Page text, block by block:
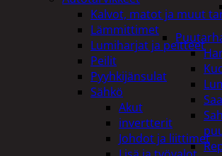
Kalvot, matot ja muut
Lämmittimet
Lumiharjat ja peitteet
Peilit
Pyyhkijänsulat
Sähkö
Akut
invertterit
Johdot ja liittimet